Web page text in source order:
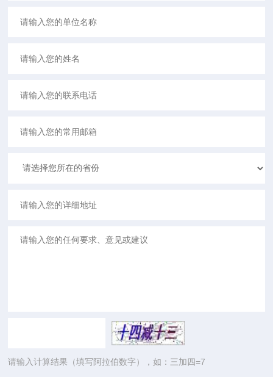
请输入计算结果（填写阿拉伯数字），如：三加四=7